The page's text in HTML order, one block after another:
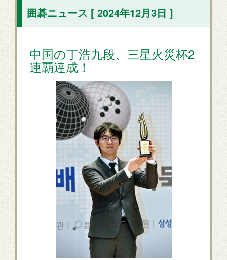
囲碁ニュース [ 2024年12月3日 ]
中国の丁浩九段、三星火災杯2
連覇達成！